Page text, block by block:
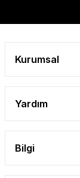
Kurumsal
Yardım
Bilgi